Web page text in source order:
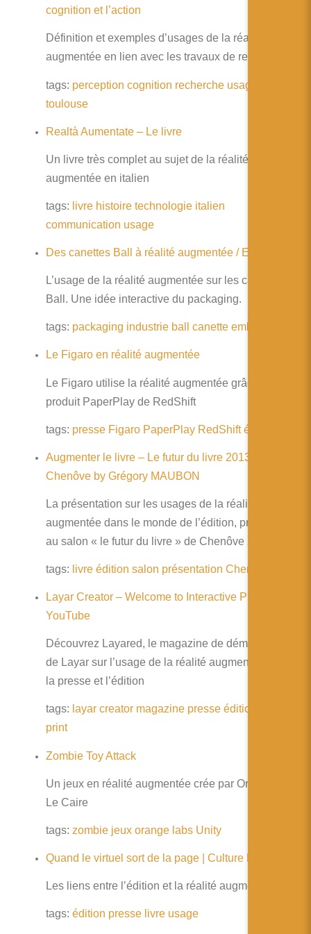
cognition et l’action
Définition et exemples d’usages de la réalité
augmentée en lien avec les travaux de recherche
tags: perception cognition recherche usage
toulouse
Realtà Aumentate – Le livre
Un livre très complet au sujet de la réalité
augmentée en italien
tags: livre histoire technologie italien
communication usage
Des canettes Ball à réalité augmentée / Emballage
L’usage de la réalité augmentée sur les canettes
Ball. Une idée interactive du packaging.
tags: packaging industrie ball canette emballage
Le Figaro en réalité augmentée
Le Figaro utilise la réalité augmentée grâce au
produit PaperPlay de RedShift
tags: presse Figaro PaperPlay RedShift édition
Augmenter le livre – Le futur du livre 2013 –
Chenôve by Grégory MAUBON
La présentation sur les usages de la réalité
augmentée dans le monde de l’édition, présentée
au salon « le futur du livre » de Chenôve 2013
tags: livre édition salon présentation Chenôve
Layar Creator – Welcome to Interactive Print –
YouTube
Découvrez Layared, le magazine de démonstration
de Layar sur l’usage de la réalité augmentée dans
la presse et l’édition
tags: layar creator magazine presse édition
print
Zombie Toy Attack
Un jeux en réalité augmentée crée par Orange lab
Le Caire
tags: zombie jeux orange labs Unity
Quand le virtuel sort de la page | Culture Mobile
Les liens entre l’édition et la réalité augmentée
tags: édition presse livre usage